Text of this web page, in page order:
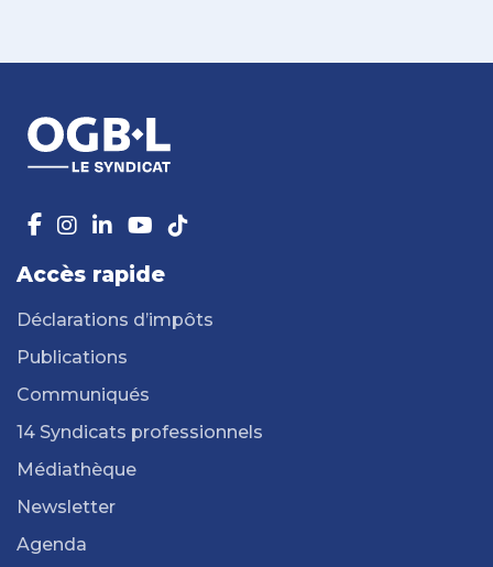
Accès rapide
Déclarations d’impôts
Publications
Communiqués
14 Syndicats professionnels
Médiathèque
Newsletter
Agenda